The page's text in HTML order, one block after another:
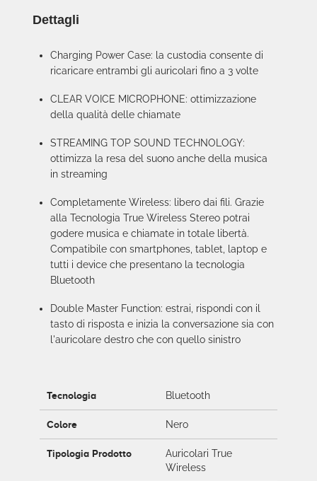
Dettagli
Charging Power Case: la custodia consente di
ricaricare entrambi gli auricolari fino a 3 volte
CLEAR VOICE MICROPHONE: ottimizzazione
della qualità delle chiamate
STREAMING TOP SOUND TECHNOLOGY:
ottimizza la resa del suono anche della musica
in streaming
Completamente Wireless: libero dai fili. Grazie
alla Tecnologia True Wireless Stereo potrai
godere musica e chiamate in totale libertà.
Compatibile con smartphones, tablet, laptop e
tutti i device che presentano la tecnologia
Bluetooth
Double Master Function: estrai, rispondi con il
tasto di risposta e inizia la conversazione sia con
l'auricolare destro che con quello sinistro
Tecnologia Bluetooth
Colore Nero
Tipologia Prodotto
Auricolari True
Wireless